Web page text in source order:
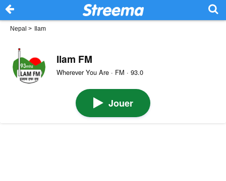
Nepal > Ilam
Ilam FM
Wherever You Are · FM · 93.0
Jouer